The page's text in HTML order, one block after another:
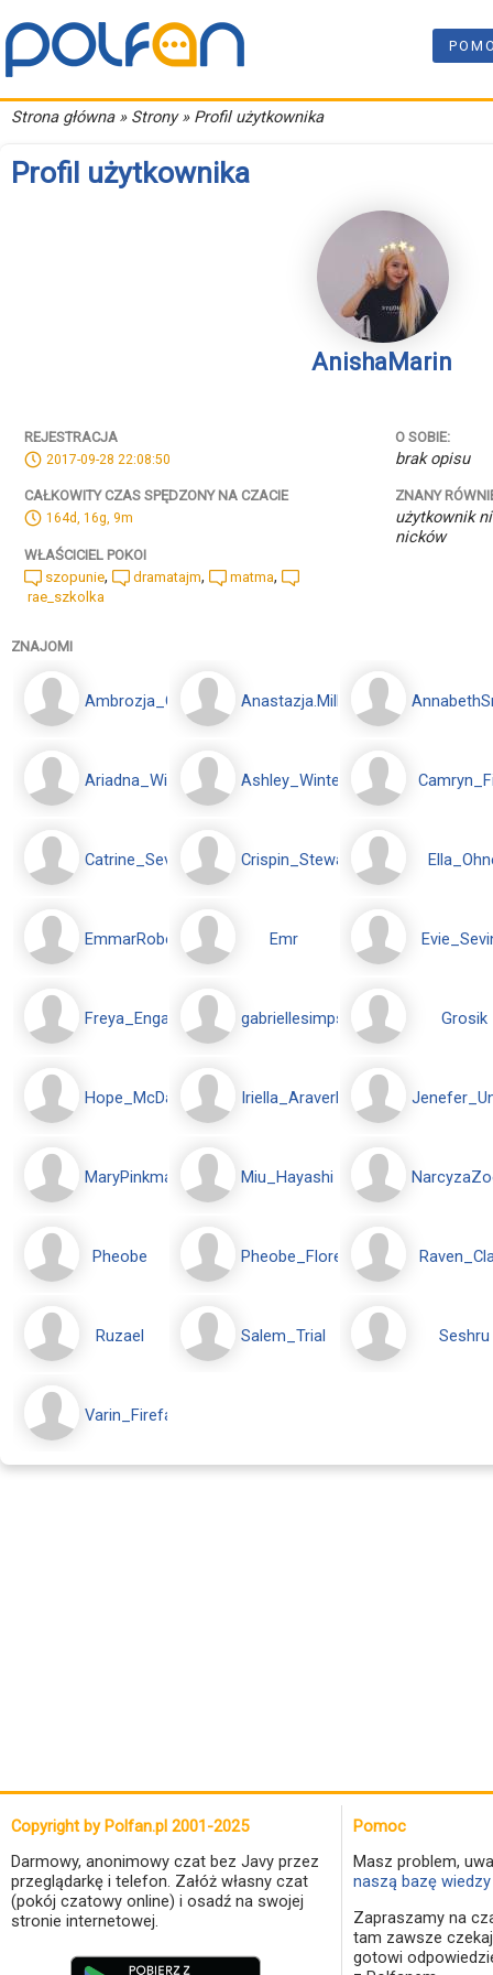
Strona główna» Strony » Profil użytkownika
Profil użytkownika
AnishaMarin
REJESTRACJA
2017-09-28 22:08:50
CAŁKOWITY CZAS SPĘDZONY NA CZACIE
164d, 16g, 9m
WŁAŚCICIEL POKOI
szopunie, dramatajm, matma,
rae_szkolka
O SOBIE:
brak opisu
ZNANY
użytkownik
nicków
ZNAJOMI
Ambrozja_Green Anastazja.Miller
Ariadna_Williams Ashley_Winterhood
Catrine_Sevill Crispin_Stewart
EmmarRoberts Emr
Freya_Engarea gabriellesimpson Grosik
Hope_McDawes Iriella_Araverl
MaryPinkman Miu_Hayashi
Pheobe Pheobe_Flores
Ruzael Salem_Trial Seshru
Varin_Firefang
Copyright by Polfan.pl 2001-2025
Darmowy, anonimowy czat bez Javy przez
przeglądarkę i telefon. Załóż własny czat
(pokój czatowy online) i osadź na swojej
stronie internetowej.
Pomoc
Masz problem,
naszą bazę
Zapraszamy na
tam zawsze
gotowi